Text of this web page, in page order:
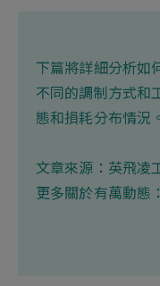
下篇將詳細分析如
不同的調制方式和
態和損耗分布情況。
文章來源： 英飛凌
更多關於有萬動態：